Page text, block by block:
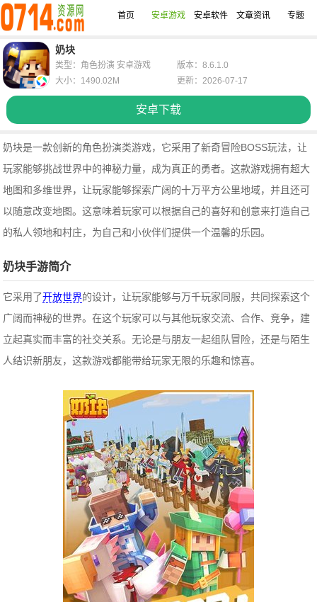
首页 安卓游戏 安卓软件 文章资讯 专题
奶块
安卓下载
类型：角色扮演 安卓游戏
版本：8.6.1.0
大小：1490.02M
更新：2026-07-17
奶块是一款创新的角色扮演类游戏，它采用了新奇冒险BOSS玩法，让
玩家能够挑战世界中的神秘力量，成为真正的勇者。这款游戏拥有超大
地图和多维世界，让玩家能够探索广阔的十万平方公里地域，并且还可
以随意改变地图。这意味着玩家可以根据自己的喜好和创意来打造自己
的私人领地和村庄，为自己和小伙伴们提供一个温馨的乐园。
奶块手游简介
它采用了开放世界的设计，让玩家能够与万千玩家同服，共同探索这个
广阔而神秘的世界。在这个玩家可以与其他玩家交流、合作、竞争，建
立起真实而丰富的社交关系。无论是与朋友一起组队冒险，还是与陌生
人结识新朋友，这款游戏都能带给玩家无限的乐趣和惊喜。